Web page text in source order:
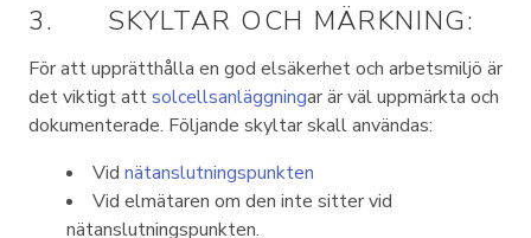
3. SKYLTAR OCH MÄRKNING:
För att upprätthålla en god elsäkerhet och arbetsmiljö är
det viktigt attsolcellsanläggningar är väl uppmärkta och
dokumenterade. Följande skyltar skall användas:
Vid nätanslutningspunkten
Vid elmätaren om den inte sitter vid
nätanslutningspunkten.